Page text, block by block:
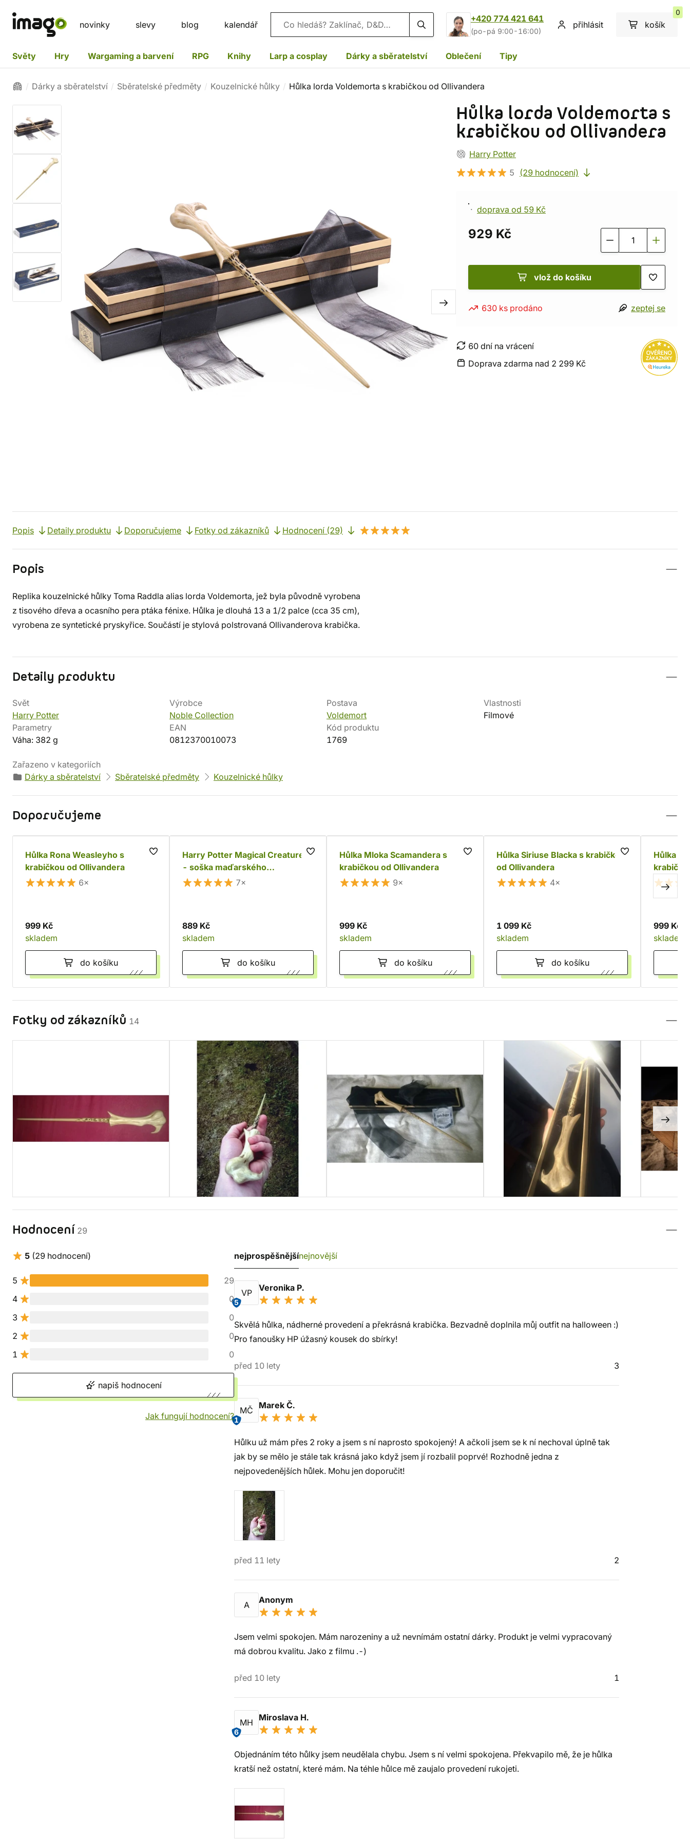
novinky slevy blog kalendář Vyhledávání
+420 774 421 641
(po-pá 9:00-16:00)
přihlásit košík
0
Světy Hry Wargaming a barvení RPG Knihy Larp a cosplay Dárky a sběratelství Oblečení Tipy
Dárky a sběratelství Sběratelské předměty Kouzelnické hůlky Hůlka lorda Voldemorta s krabičkou od Ollivandera
Hůlka lorda Voldemorta s
krabičkou od Ollivandera
Harry Potter
5
(29 hodnocení)
doprava od 59 Kč
929 Kč
vlož do košíku
630 ks prodáno zeptej se
60 dní na vrácení
Doprava zdarma nad 2 299 Kč
Popis Detaily produktu Doporučujeme Fotky od zákazníků Hodnocení (29)
Popis
Replika kouzelnické hůlky Toma Raddla alias lorda Voldemorta, jež byla původně vyrobena
z tisového dřeva a ocasního pera ptáka fénixe. Hůlka je dlouhá 13 a 1/2 palce (cca 35 cm),
vyrobena ze syntetické pryskyřice. Součástí je stylová polstrovaná Ollivanderova krabička.
Detaily produktu
Svět
Harry Potter
Výrobce
Noble Collection
Postava
Voldemort
Vlastnosti
Filmové
Parametry
Váha: 382 g
EAN
0812370010073
Kód produktu
1769
Zařazeno v kategoriích
Dárky a sběratelství
Sběratelské předměty Kouzelnické hůlky
Doporučujeme
Hůlka Rona Weasleyho s
krabičkou od Ollivandera
6×
999 Kč
skladem
do košíku
Harry Potter Magical Creatures
- soška maďarského
trnoocasého draka
7×
889 Kč
skladem
do košíku
Hůlka Mloka Scamandera s
krabičkou od Ollivandera
9×
999 Kč
skladem
do košíku
Hůlka Siriuse Blacka s krabičkou
od Ollivandera
4×
1 099 Kč
skladem
do košíku
Hůlka
999 Kč
skladem
Fotky od zákazníků 14
Hodnocení 29
5 (29 hodnocení)
5
29
4
0
3
0
2
0
1
0
napiš hodnocení
Jak fungují hodnocení?
nejprospěšnějšínejnovější
VP
5
Veronika P.
Skvělá hůlka, nádherné provedení a překrásná krabička. Bezvadně doplnila můj outfit na halloween :)
Pro fanoušky HP úžasný kousek do sbírky!
před 10 lety 3
MČ
1
Marek Č.
Hůlku už mám přes 2 roky a jsem s ní naprosto spokojený! A ačkoli jsem se k ní nechoval úplně tak
jak by se mělo je stále tak krásná jako když jsem jí rozbalil poprvé! Rozhodně jedna z
nejpovedenějších hůlek. Mohu jen doporučit!
před 11 lety 2
A Anonym
Jsem velmi spokojen. Mám narozeniny a už nevnímám ostatní dárky. Produkt je velmi vypracovaný
má dobrou kvalitu. Jako z filmu .-)
před 10 lety 1
MH
6
Miroslava H.
Objednáním této hůlky jsem neudělala chybu. Jsem s ní velmi spokojena. Překvapilo mě, že je hůlka
kratší než ostatní, které mám. Na téhle hůlce mě zaujalo provedení rukojeti.